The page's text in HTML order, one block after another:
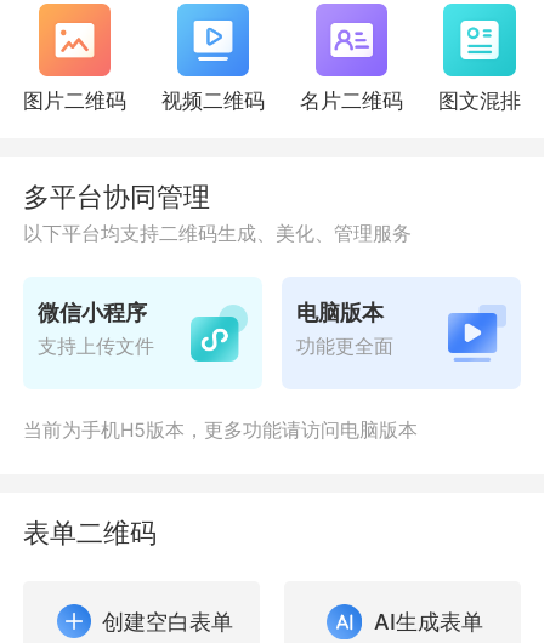
图片二维码 视频二维码 名片二维码 图文混排
多平台协同管理
以下平台均支持二维码生成、美化、管理服务
微信小程序
支持上传文件
电脑版本
功能更全面
当前为手机H5版本，更多功能请访问电脑版本
表单二维码
创建空白表单 AI生成表单